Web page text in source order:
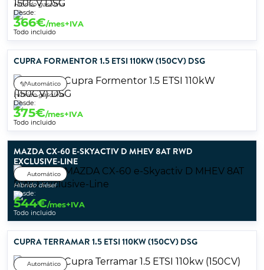
Híbrido gasolina
Desde:
366€/mes+IVA
Todo incluido
CUPRA FORMENTOR 1.5 ETSI 110KW (150CV) DSG
Automático
Híbrido gasolina
Desde:
375€/mes+IVA
Todo incluido
MAZDA CX-60 E-SKYACTIV D MHEV 8AT RWD
EXCLUSIVE-LINE
Automático
Híbrido diésel
Desde:
544€/mes+IVA
Todo incluido
CUPRA TERRAMAR 1.5 ETSI 110KW (150CV) DSG
Automático